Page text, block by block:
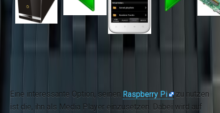
Eine interessante Option, seinen Raspberry Pi
zu nutzen
ist die, ihn als Media Player einzusetzen. Dabei wird auf